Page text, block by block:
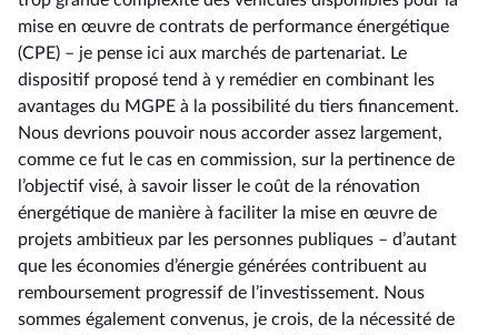
mise en œuvre de contrats de performance énergétique
(CPE) –⁠ je pense ici aux marchés de partenariat. Le
dispositif proposé tend à y remédier en combinant les
avantages du MGPE à la possibilité du tiers financement.
Nous devrions pouvoir nous accorder assez largement,
comme ce fut le cas en commission, sur la pertinence de
l’objectif visé, à savoir lisser le coût de la rénovation
énergétique de manière à faciliter la mise en œuvre de
projets ambitieux par les personnes publiques –⁠ d’autant
que les économies d’énergie générées contribuent au
remboursement progressif de l’investissement. Nous
sommes également convenus, je crois, de la nécessité de